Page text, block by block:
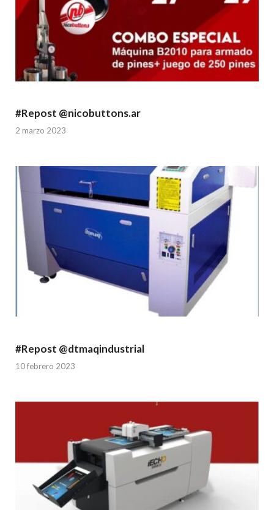
#Repost @nicobuttons.ar
2 marzo 2023
#Repost @dtmaqindustrial
10 febrero 2023